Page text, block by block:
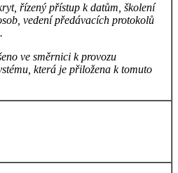
řízený přístup k datům, školení
vedení předávacích protokolů
ve směrnici k provozu
která je přiložena k tomuto